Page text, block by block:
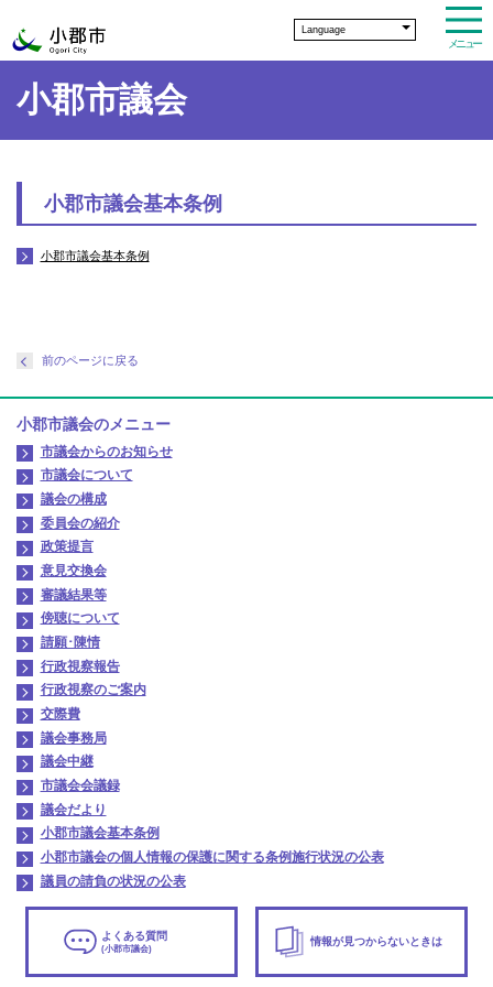
Language
メニュー
小郡市議会
小郡市議会基本条例
小郡市議会基本条例
前のページに戻る
小郡市議会のメニュー
市議会からのお知らせ
市議会について
議会の構成
委員会の紹介
政策提言
意見交換会
審議結果等
傍聴について
請願･陳情
行政視察報告
行政視察のご案内
交際費
議会事務局
議会中継
市議会会議録
議会だより
小郡市議会基本条例
小郡市議会の個人情報の保護に関する条例施行状況の公表
議員の請負の状況の公表
よくある質問
(小郡市議会)
情報が見つからないときは